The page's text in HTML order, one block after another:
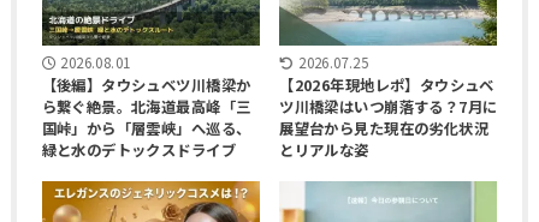
2026.08.01
【後編】タウシュベツ川橋梁か
ら繋ぐ絶景。北海道最高峰「三
国峠」から「層雲峡」へ巡る、
緑と水のデトックスドライブ
2026.07.25
【2026年現地レポ】タウシュベ
ツ川橋梁はいつ崩落する？7月に
展望台から見た現在の劣化状況
とリアルな姿